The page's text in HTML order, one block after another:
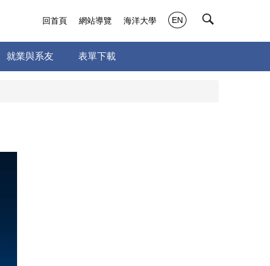
就業與系友 表單下載
回首頁 網站導覽 海洋大學 EN